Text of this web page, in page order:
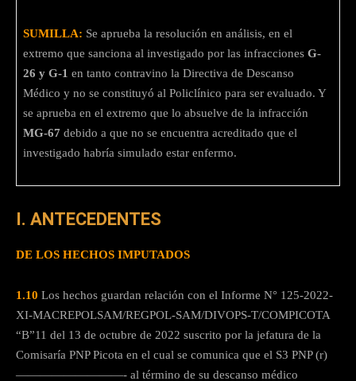
SUMILLA: Se aprueba la resolución en análisis, en el
extremo que sanciona al investigado por las infracciones G-
26 y G-1 en tanto contravino la Directiva de Descanso
Médico y no se constituyó al Policlínico para ser evaluado. Y
se aprueba en el extremo que lo absuelve de la infracción
MG-67 debido a que no se encuentra acreditado que el
investigado habría simulado estar enfermo.
I. ANTECEDENTES
DE LOS HECHOS IMPUTADOS
1.10 Los hechos guardan relación con el Informe N° 125-2022-
XI-MACREPOLSAM/REGPOL-SAM/DIVOPS-T/COMPICOTA
“B”11 del 13 de octubre de 2022 suscrito por la jefatura de la
Comisaría PNP Picota en el cual se comunica que el S3 PNP (r)
—————————- al término de su descanso médico